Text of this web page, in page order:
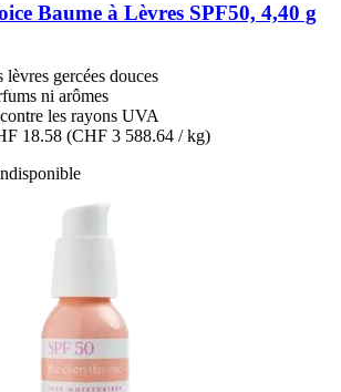
Baume à Lèvres SPF50, 4,40 g
lèvres gercées douces
ni arômes
les rayons UVA
18.58 (CHF 3 588.64 / kg)